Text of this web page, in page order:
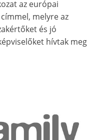
az európai
melyre az
és jó
hívtak meg